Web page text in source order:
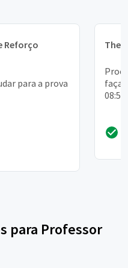
Reforço
para a prova
Theo
faça
08:50
para Professor